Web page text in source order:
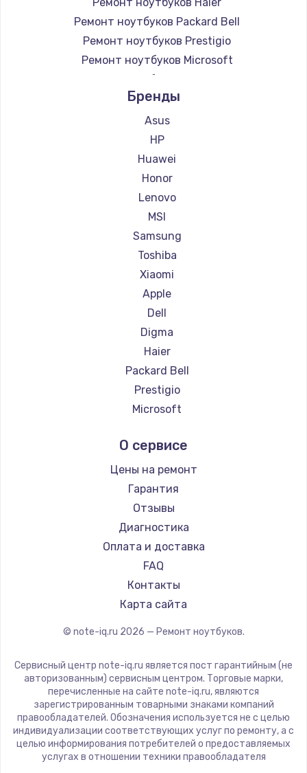
Ремонт ноутбуков Packard Bell
Ремонт ноутбуков Prestigio
Ремонт ноутбуков Microsoft
Ремонт ноутбуков Alienware
Ремонт ноутбуков Aquarius
Ремонт ноутбуков Gigabyte
Ремонт ноутбуков Aorus
Ремонт ноутбуков Maibenben
Ремонт ноутбуков Getac
Ремонт ноутбуков Epson
Ремонт ноутбуков Philips
Ремонт ноутбуков LG
Ремонт ноутбуков Panasonic
Ремонт ноутбуков Irbis
Ремонт ноутбуков Thunderobot
Ремонт ноутбуков Hasee
Ремонт ноутбуков ZTE
Ремонт ноутбуков Hiper
Ремонт ноутбуков Evga
Ремонт ноутбуков Google
Ремонт ноутбуков Echips
Ремонт ноутбуков Predator
Ремонт ноутбуков iru
Ремонт ноутбуков Machenike
Ремонт ноутбуков DEXP
Ремонт ноутбуков Teclast
Ремонт ноутбуков CHUWI
Ремонт ноутбуков Colorful
Бренды
Asus
HP
Huawei
Honor
Lenovo
MSI
Samsung
Toshiba
Xiaomi
Apple
Dell
Digma
Haier
Packard Bell
Prestigio
Microsoft
Aquarius
Gigabyte
Aorus
Maibenben
Getac
Epson
Philips
LG
Panasonic
ZTE
Hiper
Evga
Google
Echips
О сервисе
Цены на ремонт
Гарантия
Отзывы
Диагностика
Оплата и доставка
FAQ
Контакты
Карта сайта
© note-iq.ru 2026 — Ремонт ноутбуков.
Сервисный центр note-iq.ru является пост гарантийным (не
авторизованным) сервисным центром. Торговые марки,
перечисленные на сайте note-iq.ru, являются
зарегистрированным товарными знаками компаний
правообладателей. Обозначения используется не с целью
индивидуализации соответствующих услуг по ремонту, а с
целью информирования потребителей о предоставляемых
услугах в отношении техники правообладателя